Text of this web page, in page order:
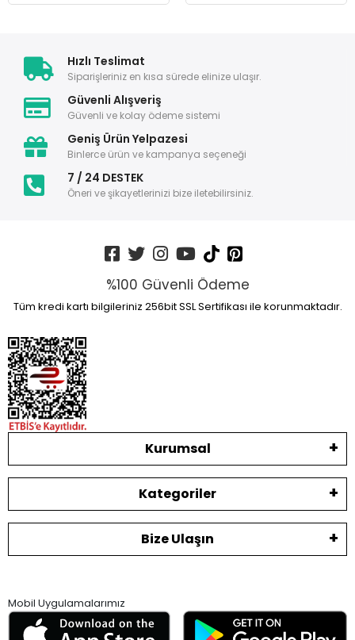
Hızlı Teslimat
Siparişleriniz en kısa sürede elinize ulaşır.
Güvenli Alışveriş
Güvenli ve kolay ödeme sistemi
Geniş Ürün Yelpazesi
Binlerce ürün ve kampanya seçeneği
7 / 24 DESTEK
Öneri ve şikayetlerinizi bize iletebilirsiniz.
%100 Güvenli Ödeme
Tüm kredi kartı bilgileriniz 256bit SSL Sertifikası ile korunmaktadır.
Kurumsal
Kategoriler
Bize Ulaşın
Mobil Uygulamalarımız